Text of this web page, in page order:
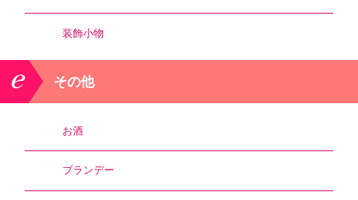
装飾小物
その他
お酒
ブランデー